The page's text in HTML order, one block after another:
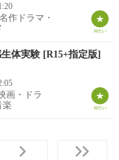
作ドラマ・
体実験 [R15+指定版]
画・ドラ
楽